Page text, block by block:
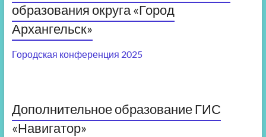
образования округа «Город
Архангельск»
Городская конференция 2025
Дополнительное образование ГИС
«Навигатор»